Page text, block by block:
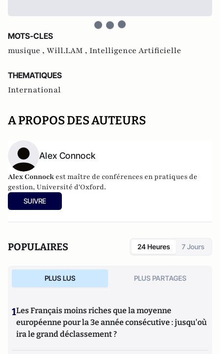
MOTS-CLES
musique , Will.I.AM , Intelligence Artificielle
THEMATIQUES
International
A PROPOS DES AUTEURS
Alex Connock
Alex Connock est maître de conférences en pratiques de
gestion, Université d'Oxford.
SUIVRE
POPULAIRES 24 Heures 7 Jours
PLUS LUS PLUS PARTAGES
1Les Français moins riches que la moyenne
européenne pour la 3e année consécutive : jusqu'où
ira le grand déclassement ?